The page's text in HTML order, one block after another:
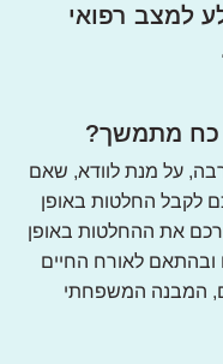
למצב רפואי
כח מתמשך?
על מנת לוודא, שאם
לקבל החלטות באופן
את ההחלטות באופן
לאורח החיים
המבנה המשפחתי